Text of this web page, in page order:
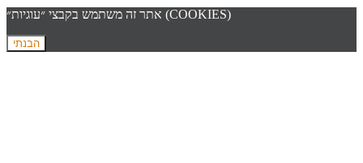
אתר זה משתמש בקבצי ״עוגיות״ (COOKIES)
הבנתי